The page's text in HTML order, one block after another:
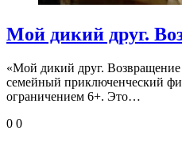
Мой дикий друг.
«Мой дикий друг.
семейный приключенческий
ограничением 6+. Это…
0 0